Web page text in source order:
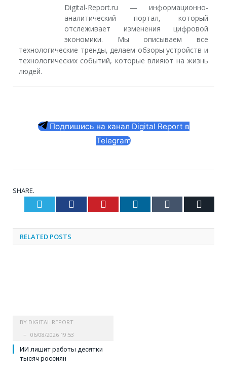
Digital-Report.ru — информационно-
аналитический портал, который
отслеживает изменения цифровой
экономики. Мы описываем все
технологические тренды, делаем обзоры устройств и
технологических событий, которые влияют на жизнь
людей.
Подпишись на канал Digital Report в
Telegram
SHARE.
Twitter Facebook Pinterest LinkedIn Tumblr
RELATED POSTS
BY DIGITAL REPORT
06/08/2026 19:53
ИИ лишит работы десятки
тысяч россиян